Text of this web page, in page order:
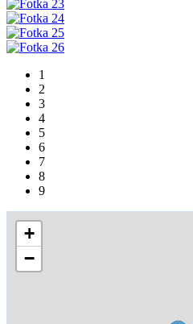
1
2
3
4
5
6
7
8
9
+
−